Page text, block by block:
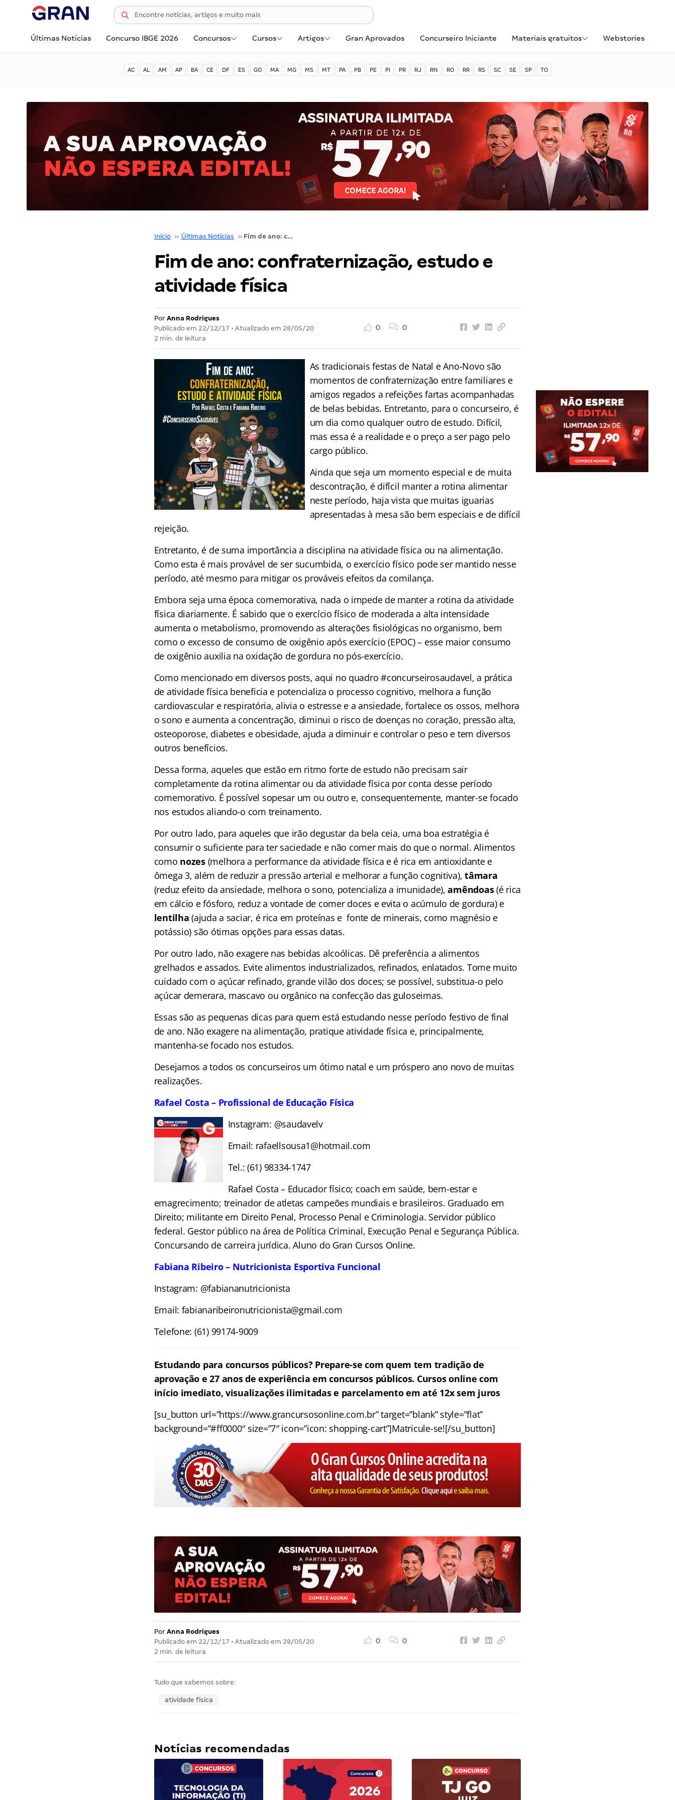
Últimas Notícias Concurso IBGE 2026 Concursos Cursos Artigos Gran Aprovados Concurseiro Iniciante Materiais gratuitos Webstories
AC AL AM AP BA CE DF ES GO MA MG MS MT PA PB PE PI PR RJ RN RO RR RS SC SE SP TO
Início ›› Últimas Notícias ›› Fim de ano: confraternização, estudo e atividade física
Fim de ano: confraternização, estudo e
atividade física
Por Anna Rodrigues
Publicado em 22/12/17 • Atualizado em 28/05/20
2 min. de leitura
0 0
As tradicionais festas de Natal e Ano-Novo são
momentos de confraternização entre familiares e
amigos regados a refeições fartas acompanhadas
de belas bebidas. Entretanto, para o concurseiro, é
um dia como qualquer outro de estudo. Difícil,
mas essa é a realidade e o preço a ser pago pelo
cargo público.
Ainda que seja um momento especial e de muita
descontração, é difícil manter a rotina alimentar
neste período, haja vista que muitas iguarias
apresentadas à mesa são bem especiais e de difícil
rejeição.
Entretanto, é de suma importância a disciplina na atividade física ou na alimentação.
Como esta é mais provável de ser sucumbida, o exercício físico pode ser mantido nesse
período, até mesmo para mitigar os prováveis efeitos da comilança.
Embora seja uma época comemorativa, nada o impede de manter a rotina da atividade
física diariamente. É sabido que o exercício físico de moderada a alta intensidade
aumenta o metabolismo, promovendo as alterações fisiológicas no organismo, bem
como o excesso de consumo de oxigênio após exercício (EPOC) – esse maior consumo
de oxigênio auxilia na oxidação de gordura no pós-exercício.
Como mencionado em diversos posts, aqui no quadro #concurseirosaudavel, a prática
de atividade física beneficia e potencializa o processo cognitivo, melhora a função
cardiovascular e respiratória, alivia o estresse e a ansiedade, fortalece os ossos, melhora
o sono e aumenta a concentração, diminui o risco de doenças no coração, pressão alta,
osteoporose, diabetes e obesidade, ajuda a diminuir e controlar o peso e tem diversos
outros benefícios.
Dessa forma, aqueles que estão em ritmo forte de estudo não precisam sair
completamente da rotina alimentar ou da atividade física por conta desse período
comemorativo. É possível sopesar um ou outro e, consequentemente, manter-se focado
nos estudos aliando-o com treinamento.
Por outro lado, para aqueles que irão degustar da bela ceia, uma boa estratégia é
consumir o suficiente para ter saciedade e não comer mais do que o normal. Alimentos
como nozes(melhora a performance da atividade física e é rica em antioxidante e
ômega 3, além de reduzir a pressão arterial e melhorar a função cognitiva),tâmara
(reduz efeito da ansiedade, melhora o sono, potencializa a imunidade),amêndoas(é rica
em cálcio e fósforo, reduz a vontade de comer doces e evita o acúmulo de gordura) e
lentilha (ajuda a saciar, é rica em proteínas e fonte de minerais, como magnésio e
potássio) são ótimas opções para essas datas.
Por outro lado, não exagere nas bebidas alcoólicas. Dê preferência a alimentos
grelhados e assados. Evite alimentos industrializados, refinados, enlatados. Tome muito
cuidado com o açúcar refinado, grande vilão dos doces; se possível, substitua-o pelo
açúcar demerara, mascavo ou orgânico na confecção das guloseimas.
Essas são as pequenas dicas para quem está estudando nesse período festivo de final
de ano. Não exagere na alimentação, pratique atividade física e, principalmente,
mantenha-se focado nos estudos.
Desejamos a todos os concurseiros um ótimo natal e um próspero ano novo de muitas
realizações.
Rafael Costa – Profissional de Educação Física
Instagram: @saudavelv
Email: rafaellsousa1@hotmail.com
Tel.: (61) 98334-1747
Rafael Costa – Educador físico; coach em saúde, bem-estar e
emagrecimento; treinador de atletas campeões mundiais e brasileiros. Graduado em
Direito; militante em Direito Penal, Processo Penal e Criminologia. Servidor público
federal. Gestor público na área de Política Criminal, Execução Penal e Segurança Pública.
Concursando de carreira jurídica. Aluno do Gran Cursos Online.
Fabiana Ribeiro – Nutricionista Esportiva Funcional
Instagram: @fabiananutricionista
Email: fabianaribeironutricionista@gmail.com
Telefone: (61) 99174-9009
Estudando para concursos públicos? Prepare-se com quem tem tradição de
aprovação e 27 anos de experiência em concursos públicos. Cursos online com
início imediato, visualizações ilimitadas e parcelamento em até 12x sem juros
[su_button url=”https://www.grancursosonline.com.br” target=”blank” style=”flat”
background=”#ff0000″ size=”7″ icon=”icon: shopping-cart”]Matricule-se![/su_button]
Por Anna Rodrigues
Publicado em 22/12/17 • Atualizado em 28/05/20
2 min. de leitura
0 0
Tudo que sabemos sobre:
atividade física
Notícias recomendadas